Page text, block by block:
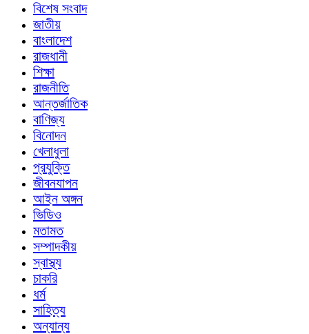
বিশেষ সংবাদ
জাতীয়
বাংলাদেশ
রাজধানী
শিক্ষা
রাজনীতি
আন্তর্জাতিক
বাণিজ্য
বিনোদন
খেলাধুলা
প্রযুক্তি
জীবনযাপন
আইন অঙ্গন
ভিডিও
মতামত
সম্পাদকীয়
স্বাস্থ্য
চাকরি
ধর্ম
সাহিত্য
অন্যান্য